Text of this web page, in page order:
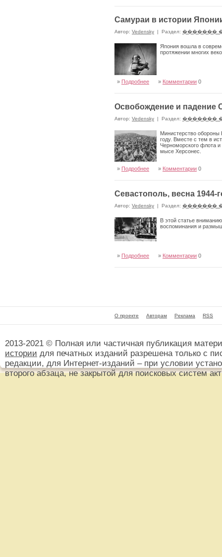
Самураи в истории
Автор: Vedensky | Раздел: �������
Япония вошла в
протяжении многих
» Подробнее » Комментарии 0
Освобождение и падение
Автор: Vedensky | Раздел: �������
Министерство обороны
году. Вместе с тем в
Черноморского флота и
мысе Херсонес.
» Подробнее » Комментарии 0
Севастополь, весна 1944-
Автор: Vedensky | Раздел: �������
В этой статье
воспоминания и
» Подробнее » Комментарии 0
О проекте Авторам Реклама RSS
2013-2021 © Полная или частичная публикация
истории для печатных изданий разрешена только с
редакции, для Интернет-изданий – при условии
второго абзаца, не закрытой для поисковых систем